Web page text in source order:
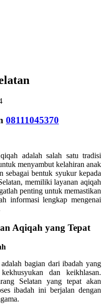
08111045370
adalah salah satu tradisi
menyambut kelahiran anak
sebagai bentuk syukur kepada
memiliki layanan aqiqah
penting untuk memastikan
informasi lengkap mengenai
Aqiqah yang Tepat
bagian dari ibadah yang
dan keikhlasan.
Selatan yang tepat akan
ibadah ini berjalan dengan